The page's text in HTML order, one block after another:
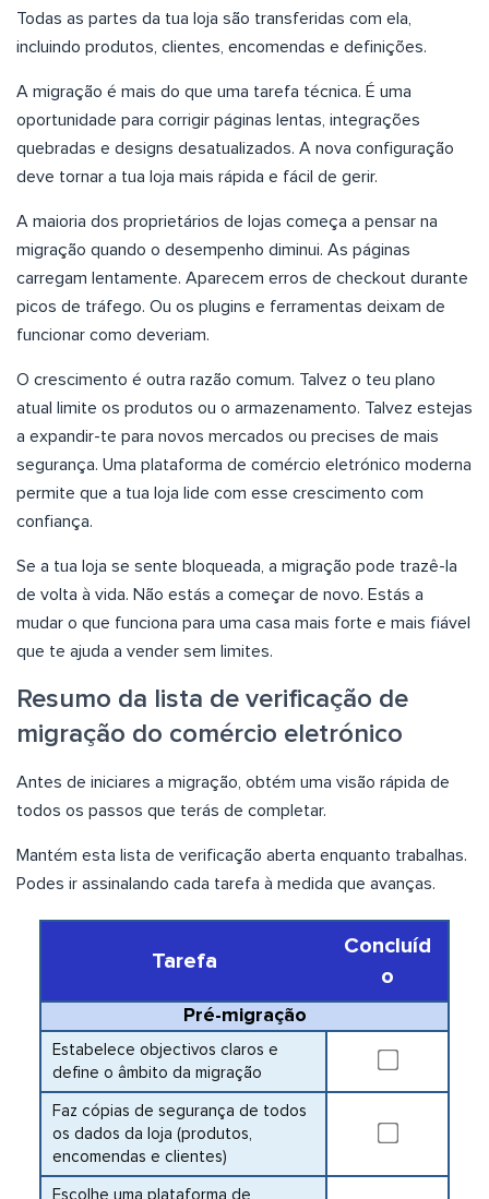
Todas as partes da tua loja são transferidas com ela,
incluindo produtos, clientes, encomendas e definições.
A migração é mais do que uma tarefa técnica. É uma
oportunidade para corrigir páginas lentas, integrações
quebradas e designs desatualizados. A nova configuração
deve tornar a tua loja mais rápida e fácil de gerir.
A maioria dos proprietários de lojas começa a pensar na
migração quando o desempenho diminui. As páginas
carregam lentamente. Aparecem erros de checkout durante
picos de tráfego. Ou os plugins e ferramentas deixam de
funcionar como deveriam.
O crescimento é outra razão comum. Talvez o teu plano
atual limite os produtos ou o armazenamento. Talvez estejas
a expandir-te para novos mercados ou precises de mais
segurança. Uma plataforma de comércio eletrónico moderna
permite que a tua loja lide com esse crescimento com
confiança.
Se a tua loja se sente bloqueada, a migração pode trazê-la
de volta à vida. Não estás a começar de novo. Estás a
mudar o que funciona para uma casa mais forte e mais fiável
que te ajuda a vender sem limites.
Resumo da lista de verificação de
migração do comércio eletrónico
Antes de iniciares a migração, obtém uma visão rápida de
todos os passos que terás de completar.
Mantém esta lista de verificação aberta enquanto trabalhas.
Podes ir assinalando cada tarefa à medida que avanças.
Tarefa
Concluíd
o
Pré-migração
Estabelece objectivos claros e
define o âmbito da migração
Faz cópias de segurança de todos
os dados da loja (produtos,
encomendas e clientes)
Escolhe uma plataforma de